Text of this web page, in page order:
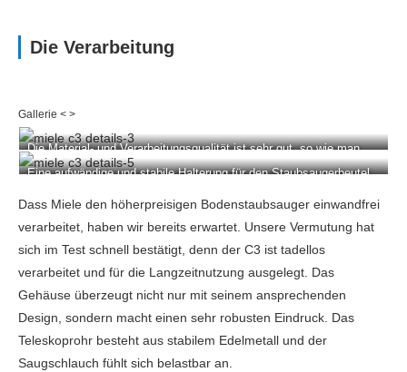
Die Verarbeitung
Die Material- und Verarbeitungsqualität ist sehr gut, so wie man
das von einem Miele-Gerät erwartet.
Eine aufwändige und stabile Halterung für den Staubsaugerbeutel,
Dass Miele den höherpreisigen Bodenstaubsauger einwandfrei
verarbeitet, haben wir bereits erwartet. Unsere Vermutung hat
sich im Test schnell bestätigt, denn der C3 ist tadellos
verarbeitet und für die Langzeitnutzung ausgelegt. Das
Gehäuse überzeugt nicht nur mit seinem ansprechenden
Design, sondern macht einen sehr robusten Eindruck. Das
Teleskoprohr besteht aus stabilem Edelmetall und der
Saugschlauch fühlt sich belastbar an.